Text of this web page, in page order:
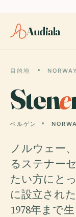
Audiala
目的地 NORWAY
Stene
ベルゲン
ノルウェー
るステナー
たい方にと
に設立され
1978年まで